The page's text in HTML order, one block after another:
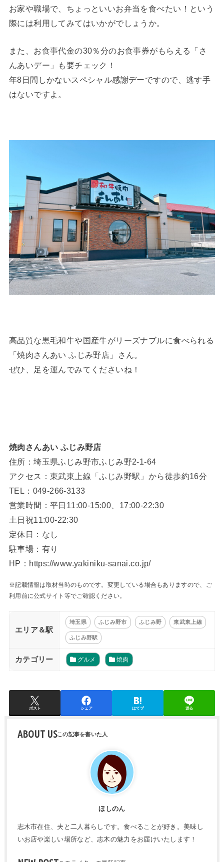
お家や職場で、ちょっといいお弁当を食べたい！という
際には利用してみてはいかがでしょうか。
また、お食事代金の30％分のお食事券がもらえる「さ
んあいデー」も要チェック！
年8日間しかないスペシャル感謝デーですので、逃す手
はないですよ。
高品質な黒毛和牛や国産牛がリーズナブルに食べられる
「焼肉さんあい ふじみ野店」さん。
ぜひ、足を運んでみてくださいね！
焼肉さんあい ふじみ野店
住所：埼玉県ふじみ野市ふじみ野2-1-64
アクセス：東武東上線「ふじみ野駅」から徒歩約16分
TEL：049-266-3133
営業時間：平日11:00-15:00、17:00-22:30
土日祝11:00-22:30
定休日：なし
駐車場：有り
HP：https://www.yakiniku-sanai.co.jp/
※記載情報は取材当時のものです。変更している場合もありますので、ご
利用前に公式サイト等でご確認ください。
エリア＆駅
埼玉県 ふじみ野市 ふじみ野 東武東上線
ふじみ野駅
カテゴリー グルメ 焼肉
ポスト シェア はてブ 送る
ABOUT US
ほしのん
志木市在住、夫と二人暮らしです。食べることが好き。美味し
いお店や楽しい場所など、志木の魅力をお届けいたします！